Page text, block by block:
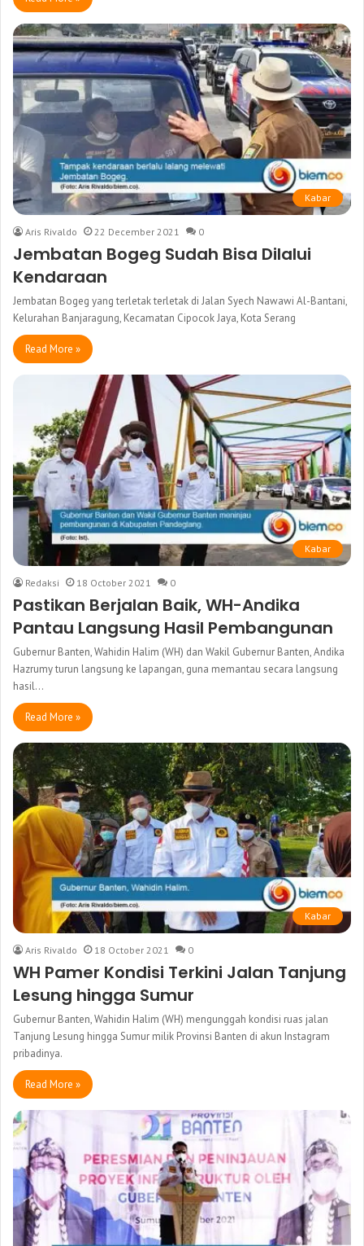
Kabar
Aris Rivaldo 22 December 2021 0
Jembatan Bogeg Sudah Bisa Dilalui
Kendaraan
Jembatan Bogeg yang terletak terletak di Jalan Syech Nawawi Al-Bantani,
Kelurahan Banjaragung, Kecamatan Cipocok Jaya, Kota Serang
Read More »
Kabar
Redaksi 18 October 2021 0
Pastikan Berjalan Baik, WH-Andika
Pantau Langsung Hasil Pembangunan
Gubernur Banten, Wahidin Halim (WH) dan Wakil Gubernur Banten, Andika
Hazrumy turun langsung ke lapangan, guna memantau secara langsung
hasil…
Read More »
Kabar
Aris Rivaldo 18 October 2021 0
WH Pamer Kondisi Terkini Jalan Tanjung
Lesung hingga Sumur
Gubernur Banten, Wahidin Halim (WH) mengunggah kondisi ruas jalan
Tanjung Lesung hingga Sumur milik Provinsi Banten di akun Instagram
pribadinya.
Read More »